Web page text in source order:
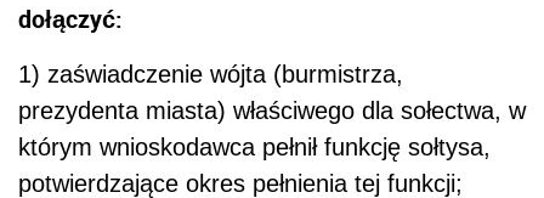
dołączyć:
1) zaświadczenie wójta (burmistrza,
prezydenta miasta) właściwego dla sołectwa, w
którym wnioskodawca pełnił funkcję sołtysa,
potwierdzające okres pełnienia tej funkcji;